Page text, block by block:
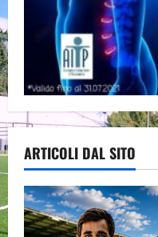
ARTICOLI DAL SITO